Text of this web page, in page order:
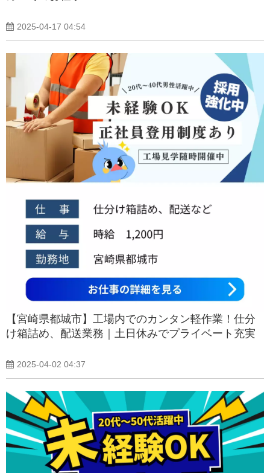
2025-04-17 04:54
【宮崎県都城市】工場内でのカンタン軽作業！仕分
け箱詰め、配送業務｜土日休みでプライベート充実
2025-04-02 04:37